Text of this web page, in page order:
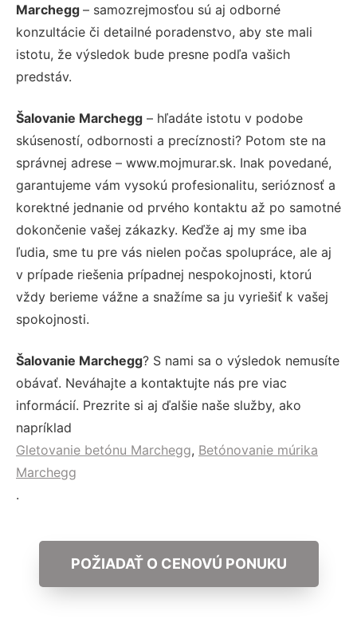
Marchegg – samozrejmosťou sú aj odborné
konzultácie či detailné poradenstvo, aby ste mali
istotu, že výsledok bude presne podľa vašich
predstáv.
Šalovanie Marchegg – hľadáte istotu v podobe
skúseností, odbornosti a precíznosti? Potom ste na
správnej adrese – www.mojmurar.sk. Inak povedané,
garantujeme vám vysokú profesionalitu, serióznosť a
korektné jednanie od prvého kontaktu až po samotné
dokončenie vašej zákazky. Keďže aj my sme iba
ľudia, sme tu pre vás nielen počas spolupráce, ale aj
v prípade riešenia prípadnej nespokojnosti, ktorú
vždy berieme vážne a snažíme sa ju vyriešiť k vašej
spokojnosti.
Šalovanie Marchegg? S nami sa o výsledok nemusíte
obávať. Neváhajte a kontaktujte nás pre viac
informácií. Prezrite si aj ďalšie naše služby, ako
napríklad
Gletovanie betónu Marchegg, Betónovanie múrika
Marchegg
.
POŽIADAŤ O CENOVÚ PONUKU